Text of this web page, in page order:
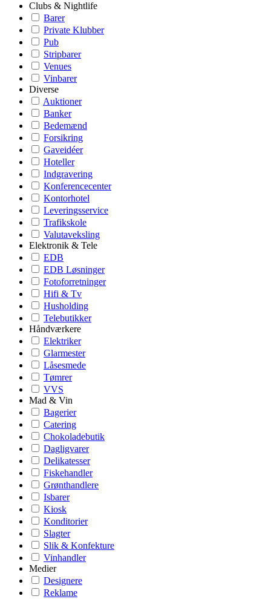
Clubs & Nightlife
Barer
Private Klubber
Pub
Stripbarer
Venues
Vinbarer
Diverse
Auktioner
Banker
Bedemænd
Forsikring
Gaveidéer
Hoteller
Indgravering
Konferencecenter
Kontorhotel
Leveringsservice
Trafikskole
Valutaveksling
Elektronik & Tele
EDB
EDB Løsninger
Fotoforretninger
Hifi & Tv
Husholding
Telebutikker
Håndværkere
Elektriker
Glarmester
Låsesmede
Tømrer
VVS
Mad & Vin
Bagerier
Catering
Chokoladebutik
Dagligvarer
Delikatesser
Fiskehandler
Grønthandlere
Isbarer
Kiosk
Konditorier
Slagter
Slik & Konfekture
Vinhandler
Medier
Designere
Reklame